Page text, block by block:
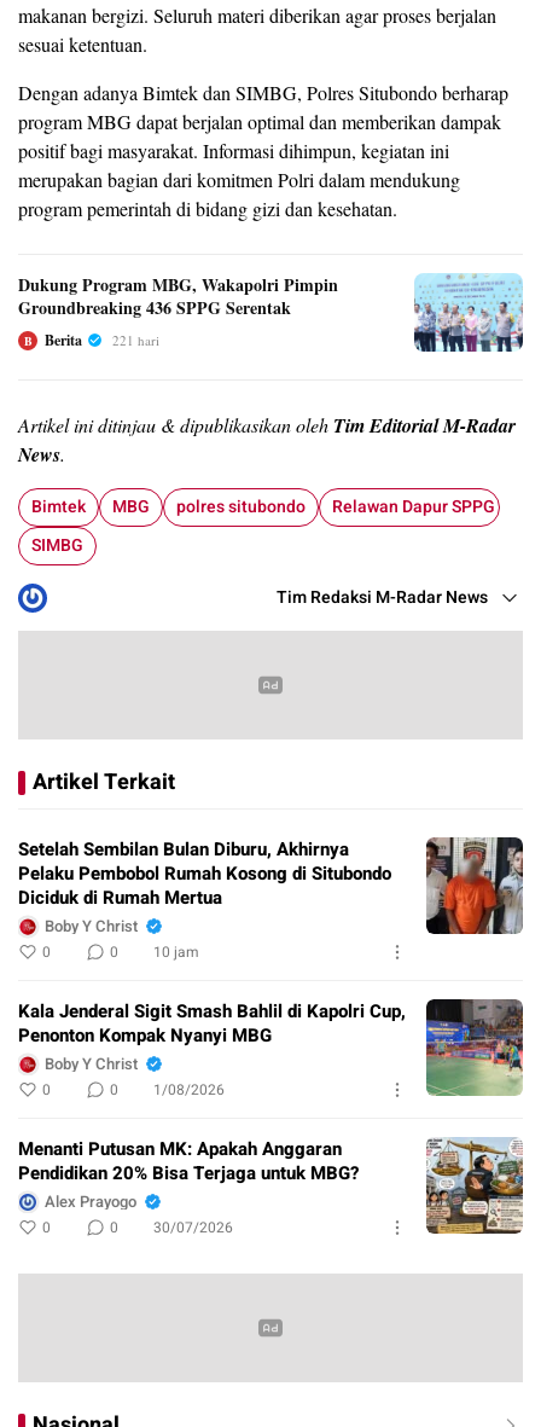
makanan bergizi. Seluruh materi diberikan agar proses berjalan
sesuai ketentuan.
Dengan adanya Bimtek dan SIMBG, Polres Situbondo berharap
program MBG dapat berjalan optimal dan memberikan dampak
positif bagi masyarakat. Informasi dihimpun, kegiatan ini
merupakan bagian dari komitmen Polri dalam mendukung
program pemerintah di bidang gizi dan kesehatan.
Dukung Program MBG, Wakapolri Pimpin
Groundbreaking 436 SPPG Serentak
B Berita 221 hari
Artikel ini ditinjau & dipublikasikan oleh Tim Editorial M-Radar
News.
Bimtek MBG polres situbondo
Relawan Dapur SPPG
SIMBG
Tim Redaksi M-Radar News
Artikel Terkait
Setelah Sembilan Bulan Diburu, Akhirnya
Pelaku Pembobol Rumah Kosong di Situbondo
Diciduk di Rumah Mertua
Boby Y Christ
0 0 10 jam
Kala Jenderal Sigit Smash Bahlil di Kapolri Cup,
Penonton Kompak Nyanyi MBG
Boby Y Christ
0 0 1/08/2026
Menanti Putusan MK: Apakah Anggaran
Pendidikan 20% Bisa Terjaga untuk MBG?
Alex Prayogo
0 0 30/07/2026